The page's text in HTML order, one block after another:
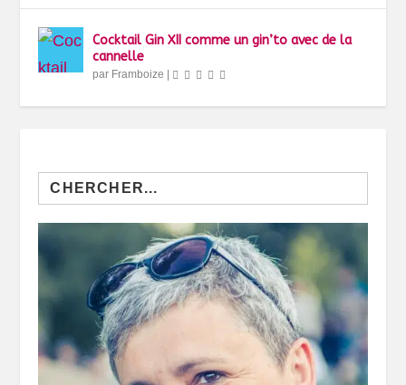
Cocktail Gin XII comme un gin’to avec de la
cannelle
par Framboize |
Search
for: